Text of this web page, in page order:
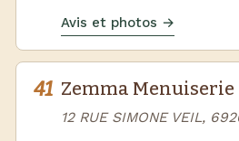
Avis et photos →
41 Zemma Menuiserie
12 RUE SIMONE VEIL,